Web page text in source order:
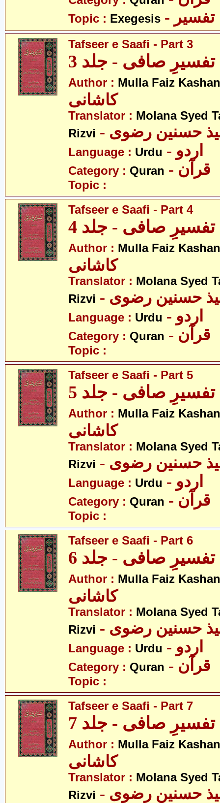
Topic : Exegesis - تفسیر
Tafseer e Saafi - Part 3
تفسیرِ صافی - جلد 3
Author : Mulla Faiz
کاشانی
Translator : Molana Syed
Rizvi
حسنین رضوی
Language : Urdu - اردو
Category : Quran - قرآن
Topic :
Tafseer e Saafi - Part 4
تفسیرِ صافی - جلد 4
Author : Mulla Faiz
کاشانی
Translator : Molana Syed
Rizvi
حسنین رضوی
Language : Urdu - اردو
Category : Quran - قرآن
Topic :
Tafseer e Saafi - Part 5
تفسیرِ صافی - جلد 5
Author : Mulla Faiz
کاشانی
Translator : Molana Syed
Rizvi
حسنین رضوی
Language : Urdu - اردو
Category : Quran - قرآن
Topic :
Tafseer e Saafi - Part 6
تفسیرِ صافی - جلد 6
Author : Mulla Faiz
کاشانی
Translator : Molana Syed
Rizvi
حسنین رضوی
Language : Urdu - اردو
Category : Quran - قرآن
Topic :
Tafseer e Saafi - Part 7
تفسیرِ صافی - جلد 7
Author : Mulla Faiz
کاشانی
Translator : Molana Syed
Rizvi
حسنین رضوی